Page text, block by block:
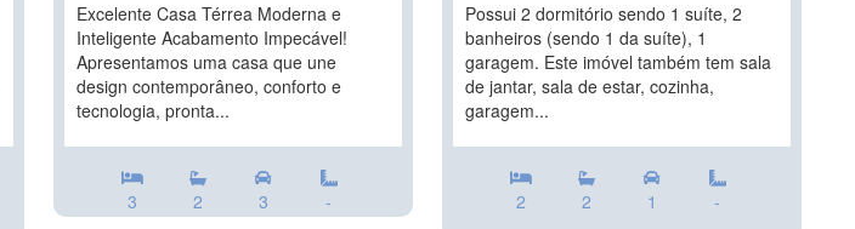
Excelente Casa Térrea Moderna e
Inteligente Acabamento Impecável!
Apresentamos uma casa que une
design contemporâneo, conforto e
tecnologia, pronta...
3 2 3 -
Possui 2 dormitório sendo 1 suíte, 2
banheiros (sendo 1 da suíte), 1
garagem. Este imóvel também tem sala
de jantar, sala de estar, cozinha,
garagem...
2 2 1 -